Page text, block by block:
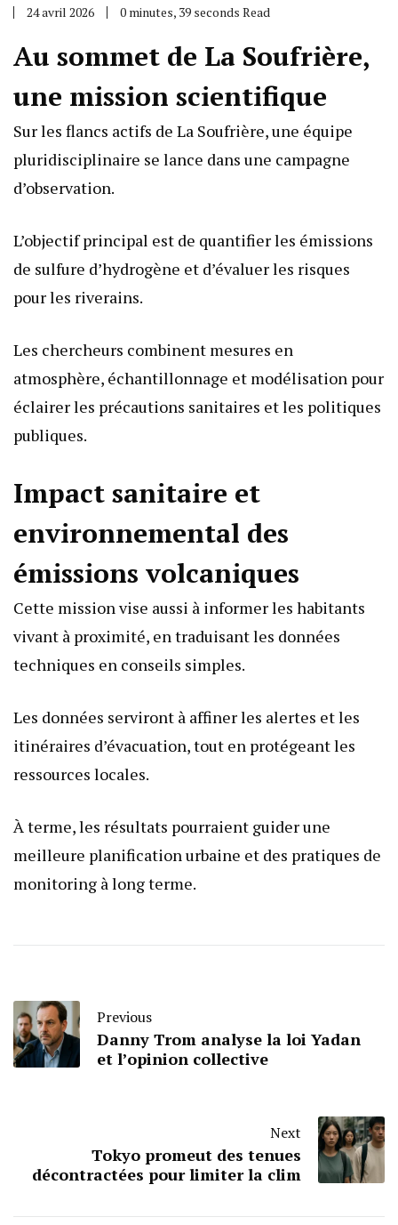
24 avril 2026 0 minutes, 39 seconds Read
Au sommet de La Soufrière,
une mission scientifique
Sur les flancs actifs de La Soufrière, une équipe
pluridisciplinaire se lance dans une campagne
d’observation.
L’objectif principal est de quantifier les émissions
de sulfure d’hydrogène et d’évaluer les risques
pour les riverains.
Les chercheurs combinent mesures en
atmosphère, échantillonnage et modélisation pour
éclairer les précautions sanitaires et les politiques
publiques.
Impact sanitaire et
environnemental des
émissions volcaniques
Cette mission vise aussi à informer les habitants
vivant à proximité, en traduisant les données
techniques en conseils simples.
Les données serviront à affiner les alertes et les
itinéraires d’évacuation, tout en protégeant les
ressources locales.
À terme, les résultats pourraient guider une
meilleure planification urbaine et des pratiques de
monitoring à long terme.
Previous
Danny Trom analyse la loi Yadan
et l’opinion collective
Next
Tokyo promeut des tenues
décontractées pour limiter la clim